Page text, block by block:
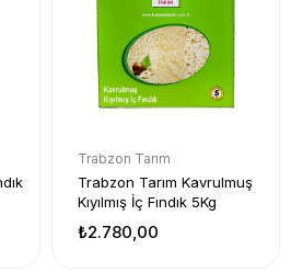
Trabzon Tarım
Trabzon Tarım Kavrulmuş
Kıyılmış İç Fındık 5Kg
₺2.780,00